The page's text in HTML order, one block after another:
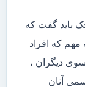
باید گفت که
مهم که افراد
دیگران ،
آنان